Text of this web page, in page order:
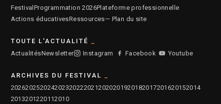
Festival Programmation 2026Plateforme professionnelle
Actions éducativesRessources— Plan du site
TOUTE L'ACTUALITÉ
ActualitésNewsletter Instagram Facebook Youtube
ARCHIVES DU FESTIVAL
2026202520242023202220212020201920182017201620152014
2013201220112010